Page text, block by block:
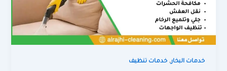
خدمات البخار,خدمات تنظيف